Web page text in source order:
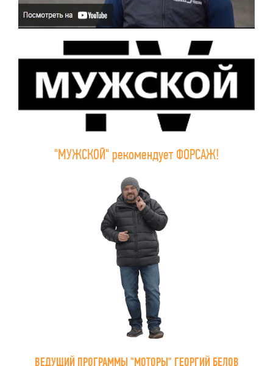
"МУЖСКОЙ" рекомендует ФОРСАЖ!
ВЕДУЩИЙ ПРОГРАММЫ "МОТОРЫ" ГЕОРГИЙ БЕЛОВ